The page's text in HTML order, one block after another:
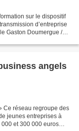
sur le dispositif
d’entreprise
Gaston Doumergue /
angels
Ce réseau regroupe des
jeunes entreprises à
et 300 000 euros